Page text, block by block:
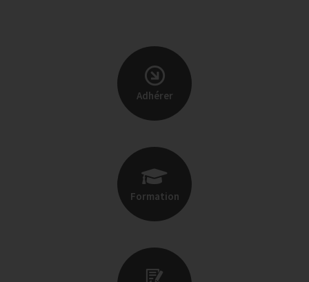
Adhérer
Formation